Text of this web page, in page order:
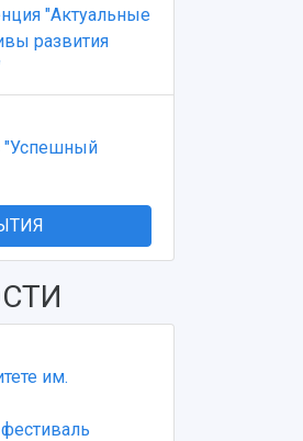
"Актуальные
развития
"Успешный
им.